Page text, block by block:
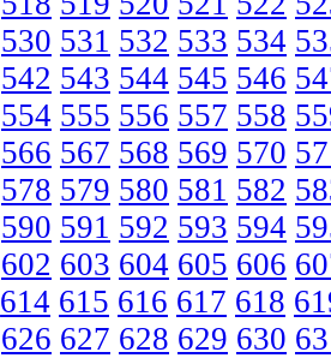
530 531 532 533 534
542 543 544 545 546
554 555 556 557 558
566 567 568 569 570
578 579 580 581 582
590 591 592 593 594
602 603 604 605 606
614 615 616 617 618
626 627 628 629 630